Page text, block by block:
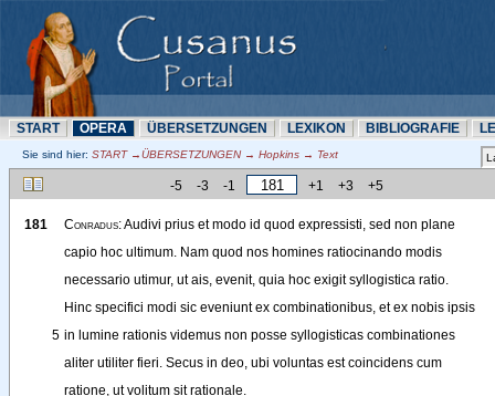
START OPERA ÜBERSETZUNN LEXIKON BIBLIOGRAFIE
Sie sind hier: START →ÜBERSETZUNN → Hopkins → Text
-5 -3 -1 +1 +3 +5
181 Conradus: Audivi prius et modo id quod expressisti, sed non plane
capio hoc ultimum. Nam quod nos homines ratiocinando modis
necessario utimur, ut ais, evenit, quia hoc exigit syllogistica ratio.
Hinc specifici modi sic eveniunt ex combinationibus, et ex nobis ipsis
5 in lumine rationis videmus non posse syllogisticas combinationes
aliter utiliter fieri. Secus in deo, ubi voluntas est coincidens cum
ratione, ut volitum sit rationale.